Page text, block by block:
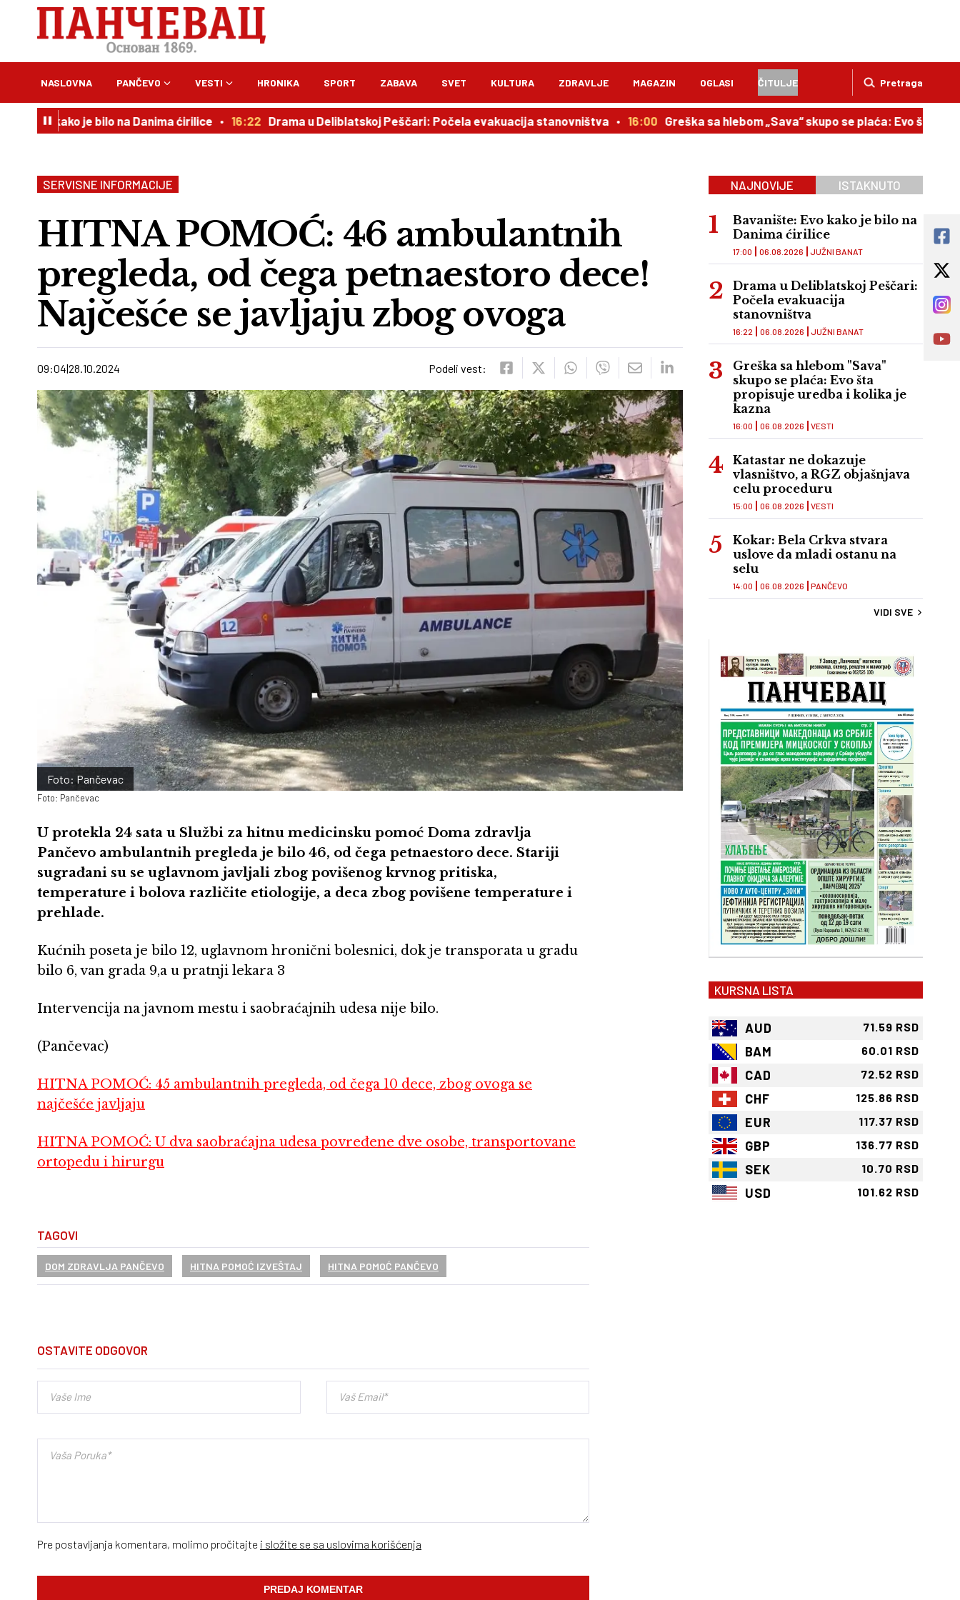
Pretraga
NASLOVNA PANČEVO VESTI HRONIKA SPORT ZABAVA SVET KULTURA ZDRAVLJE MAGAZIN OGLASI ČITULJE
kako je bilo na Danima ćirilice 16:22 Drama u Deliblatskoj Peščari: Počela evakuacija stanovništva 16:00 Greška sa hlebom „Sava“ skupo se plaća: Evo šta propisuje
SERVISNE INFORMACIJE
HITNA POMOĆ: 46 ambulantnih
pregleda, od čega petnaestoro dece!
Najčešće se javljaju zbog ovoga
09:04 28.10.2024 Podeli vest:
Foto: Pančevac
Foto: Pančevac
U protekla 24 sata u Službi za hitnu medicinsku pomoć Doma zdravlja
Pančevo ambulantnih pregleda je bilo 46, od čega petnaestoro dece. Stariji
sugrađani su se uglavnom javljali zbog povišenog krvnog pritiska,
temperature i bolova različite etiologije, a deca zbog povišene temperature i
prehlade.
Kućnih poseta je bilo 12, uglavnom hronični bolesnici, dok je transporata u gradu
bilo 6, van grada 9,a u pratnji lekara 3
Intervencija na javnom mestu i saobraćajnih udesa nije bilo.
(Pančevac)
HITNA POMOĆ: 45 ambulantnih pregleda, od čega 10 dece, zbog ovoga se
najčešće javljaju
HITNA POMOĆ: U dva saobraćajna udesa povređene dve osobe, transportovane
ortopedu i hirurgu
TAGOVI
DOM ZDRAVLJA PANČEVO HITNA POMOĆ IZVEŠTAJ HITNA POMOĆ PANČEVO
OSTAVITE ODGOVOR
Pre postavljanja komentara, molimo pročitajte i složite se sa uslovima korišćenja
NAJNOVIJE ISTAKNUTO
Bavanište: Evo kako je bilo na
Danima ćirilice
JUŽNI BANAT
17:00 06.08.2026
Drama u Deliblatskoj Peščari:
Počela evakuacija
stanovništva
JUŽNI BANAT
16:22 06.08.2026
Greška sa hlebom "Sava"
skupo se plaća: Evo šta
propisuje uredba i kolika je
kazna
VESTI
16:00 06.08.2026
Katastar ne dokazuje
vlasništvo, a RGZ objašnjava
celu proceduru
VESTI
15:00 06.08.2026
Kokar: Bela Crkva stvara
uslove da mladi ostanu na
selu
PANČEVO
14:00 06.08.2026
VIDI SVE
KURSNA LISTA
AUD 71.59 RSD
BAM 60.01 RSD
CAD 72.52 RSD
CHF 125.86 RSD
EUR 117.37 RSD
GBP 136.77 RSD
SEK 10.70 RSD
USD 101.62 RSD